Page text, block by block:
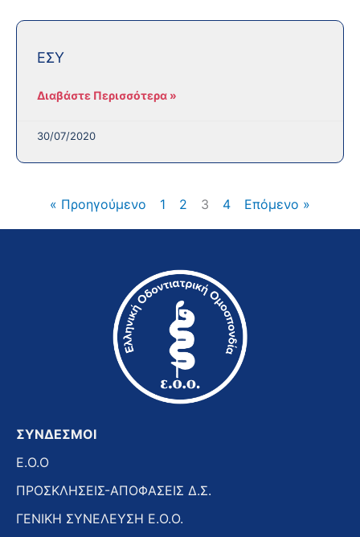
ΕΣΥ
Διαβάστε Περισσότερα »
30/07/2020
« Προηγούμενο 1 2 3 4 Επόμενο »
ΣΥΝΔΕΣΜΟΙ
E.O.O
ΠΡΟΣΚΛΗΣΕΙΣ-ΑΠΟΦΑΣΕΙΣ Δ.Σ.
ΓΕΝΙΚΗ ΣΥΝΕΛΕΥΣΗ Ε.Ο.Ο.